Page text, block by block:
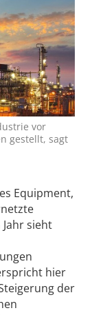
vor
gestellt, sagt
Equipment,
sieht
hier
der